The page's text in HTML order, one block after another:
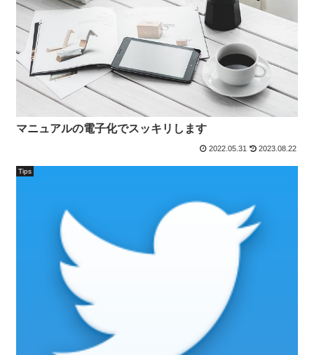
マニュアルの電子化でスッキリします
2022.05.31 2023.08.22
Tips